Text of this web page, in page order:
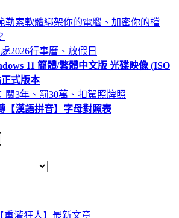
勒索軟體綁架你的電腦、加密你的檔
2026行事曆、放假日
11 簡體/繁體中文版 光碟映像 (ISO
式版本
關3年、罰30萬、扣駕照牌照
【漢語拼音】字母對照表